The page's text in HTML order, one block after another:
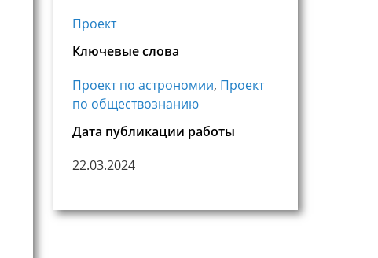
Проект
Ключевые слова
Проект по астрономии, Проект
по обществознанию
Дата публикации работы
22.03.2024